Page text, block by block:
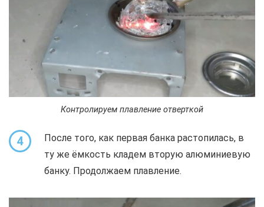
Контролируем плавление отверткой
4
После того, как первая банка растопилась, в
ту же ёмкость кладем вторую алюминиевую
банку. Продолжаем плавление.